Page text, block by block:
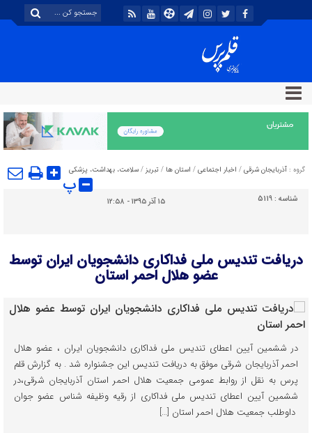
گروه : آذربایجان شرقی / اخبار اجتماعی / استان ها / تبریز / سلامت، بهداشت، پزشکی
پ
شناسه : 5119 ۱۵ آذر ۱۳۹۵ - ۱۲:۵۸
دریافت تندیس ملی فداکاری دانشجویان ایران توسط
عضو هلال احمر استان
در ششمین آیین اعطای تندیس ملی فداکاری دانشجویان ایران ، عضو هلال
احمر آذربایجان شرقی موفق به دریافت تندیس این جشنواره شد . به گزارش قلم
پرس به نقل از روابط عمومی جمعیت هلال احمر استان آذربایجان شرقی،در
ششمین آیین اعطای تندیس ملی فداکاری از رقیه وظیفه شناس عضو جوان
داوطلب جمعیت هلال احمر استان […]